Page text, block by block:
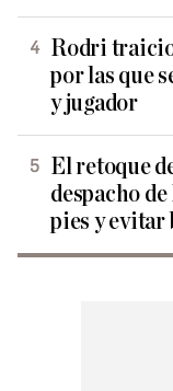
Rodri
por las que
y jugador
El retoque
despacho
pies y evitar